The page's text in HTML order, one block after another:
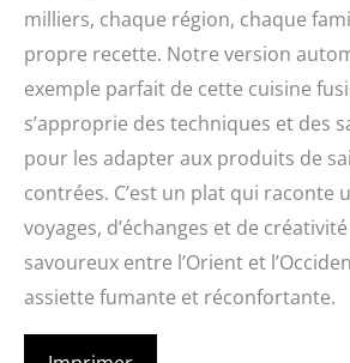
milliers, chaque région, chaque
propre recette. Notre version
exemple parfait de cette cuisine
s’approprie des techniques et des
pour les adapter aux produits de
contrées. C’est un plat qui raconte
voyages, d’échanges et de
savoureux entre l’Orient et
assiette fumante et réconfortante.